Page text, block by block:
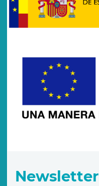
Newsletter